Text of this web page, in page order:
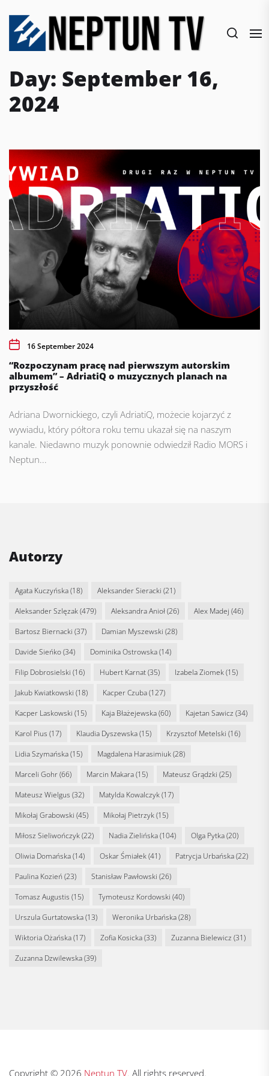
content
Day: September 16,
2024
16 September 2024
“Rozpoczynam pracę nad pierwszym autorskim
albumem” – AdriatiQ o muzycznych planach na
przyszłość
Adriana Dwornickiego, czyli AdriatiQ, możecie kojarzyć z
wywiadu, który półtora roku temu ukazał się na naszym
kanale. Niedawno muzyk ponownie odwiedził Radio MORS i
Neptun...
Autorzy
Agata Kuczyńska(18) Aleksander Sieracki (21)
Aleksander Szlęzak(479) Aleksandra Anioł(26) Alex Madej (46)
Bartosz Biernacki (37) Damian Myszewski (28)
Davide Sieńko(34) Dominika Ostrowska(14)
Filip Dobrosielski (16) Hubert Karnat(35) Izabela Ziomek(15)
Jakub Kwiatkowski (18) Kacper Czuba(127)
Kacper Laskowski (15) Kaja Błażejewska(60) Kajetan Sawicz (34)
Karol Pius (17) Klaudia Dyszewska(15) Krzysztof Metelski (16)
Lidia Szymańska(15) Magdalena Harasimiuk(28)
Marceli Gohr(66) Marcin Makara(15) Mateusz Grądzki (25)
Mateusz Wielgus (32) Matylda Kowalczyk(17)
Mikołaj Grabowski (45) Mikołaj Pietrzyk(15)
Miłosz Sieliwończyk(22) Nadia Zielińska(104) Olga Pytka(20)
Oliwia Domańska(14) Oskar Śmiałek(41) Patrycja Urbańska(22)
Paulina Kozień (23) Stanisław Pawłowski (26)
Tomasz Augustis (15) Tymoteusz Kordowski (40)
Urszula Gurtatowska(13) Weronika Urbańska(28)
Wiktoria Ożańska(17) Zofia Kosicka(33) Zuzanna Bielewicz (31)
Zuzanna Dzwilewska(39)
Copyright © 2026 Neptun TV. All rights reserved.